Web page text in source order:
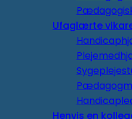
Ufaglærte
Henvis en